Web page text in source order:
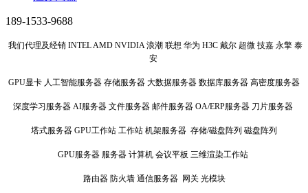
189-1533-9688
我们代理及经销 INTEL AMD NVIDIA 浪潮 联想 华为 H3C 戴尔 超微 技嘉 永擎 泰
安
GPU显卡 人工智能服务器 存储服务器 大数据服务器 数据库服务器 高密度服务器
深度学习服务器 AI服务器 文件服务器 邮件服务器 OA/ERP服务器 刀片服务器
塔式服务器 GPU工作站 工作站 机架服务器 存储/磁盘阵列 磁盘阵列
GPU服务器 服务器 计算机 会议平板 三维渲染工作站
路由器 防火墙 通信服务器 网关 光模块